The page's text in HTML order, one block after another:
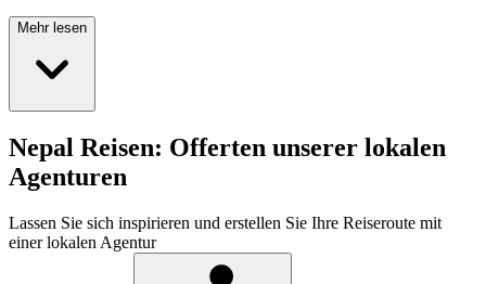
Mehr lesen
Nepal Reisen: Offerten unserer lokalen
Agenturen
Lassen Sie sich inspirieren und erstellen Sie Ihre Reiseroute mit
einer lokalen Agentur